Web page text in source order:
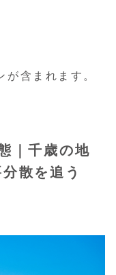
｜千歳の地
散を追う
含まれます。